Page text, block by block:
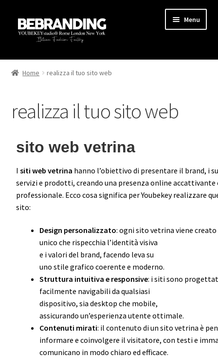
Menu
HOME
PRODUZIONE
GUIDE
Home realizza il tuo sito web
realizza il tuo sito web
sito web vetrina
I siti web vetrina hanno l’obiettivo di presentare il brand, i
servizi e prodotti, creando una presenza online accattivante
professionale. Ecco cosa significa per Youbekey realizzare
sito:
Design personalizzato: ogni sito vetrina viene creato
unico che rispecchia l’identità visiva
e i valori del brand, facendo leva su
uno stile grafico coerente e moderno.
Struttura intuitiva e responsive: i siti sono
facilmente navigabili da qualsiasi
dispositivo, sia desktop che mobile,
assicurando un’esperienza utente ottimale.
Contenuti mirati: il contenuto di un sito vetrina è
informare e coinvolgere il visitatore, con testi e
comunicano in modo chiaro ed efficace.